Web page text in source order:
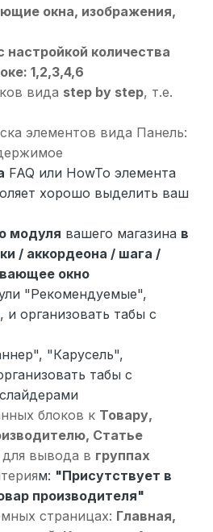
окна, изображения,
настройкой количества
1,2,3,4,6
вида step by step, т.е.
элементов вида Панель:
FAQ или HowTo элемента
хорошо выделить ваш
модуля вашего магазина в
/ аккордеона / шага /
окно
"Рекомендуемые",
организовать табы с
"Карусель",
табы с
блоков к Товару,
Статье
вывода в группах
м: "Присутствует в
производителя"
страницах: Главная,